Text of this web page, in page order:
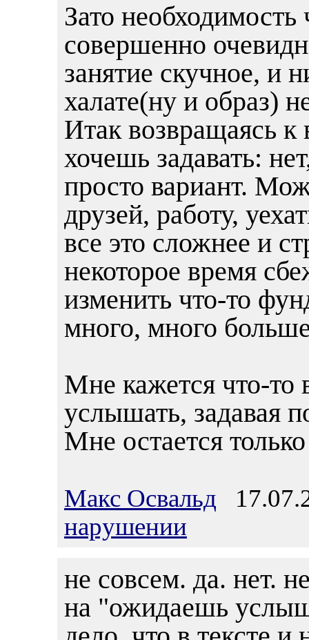
Зато
совершенно
занятие скучное, и
халате(ну и образ)
Итак возвращаясь к
хочешь задавать:
просто вариант.
друзей, работу,
все это сложнее и
некоторое время
изменить что-то
много, много
Мне кажется что-то
услышать, задавая
Мне остается
Макс Освальд
нарушении
не совсем. да. нет.
на "ожидаешь